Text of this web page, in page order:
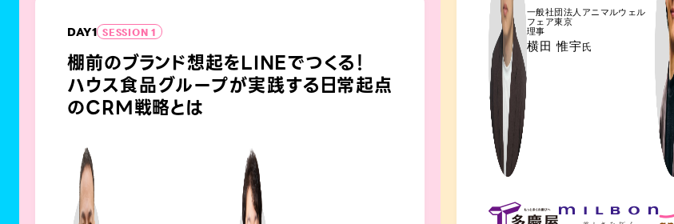
DAY1 SESSION 1
棚前のブランド想起をLINEでつくる！
ハウス食品グループが実践する日常起点
のCRM戦略とは
一般社団法人アニマルウェル
フェア東京
理事
横田 惟宇氏